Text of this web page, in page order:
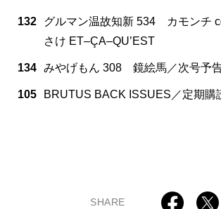
132
グルマン温故知新 534 カモンチ
さけ ET‒ÇA‒QU’EST
134 みやげもん 308 鏡絵馬／次号予
105 BRUTUS BACK ISSUES／定期購
SHARE